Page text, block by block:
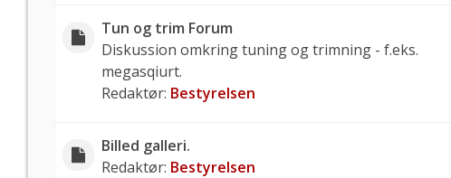
Tun og trim Forum
Diskussion omkring tuning og trimning - f.eks.
megasqiurt.
Redaktør: Bestyrelsen
Billed galleri.
Redaktør: Bestyrelsen